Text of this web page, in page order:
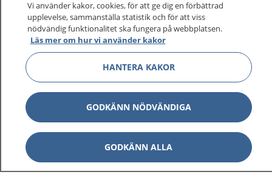
Logga in för att läsa din journal och göra dina
vårdärenden. Ring telefonnummer 1177 för
sjukvårdsrådgivning dygnet runt.
1177 ger dig råd när du vill må bättre.
1177 på flera språk Visa
Om 1177 Visa
Vi använder kakor, cookies, för att ge dig en förbättrad
upplevelse, sammanställa statistik och för att viss
nödvändig funktionalitet ska fungera på webbplatsen.
Läs mer om hur vi använder kakor
HANTERA KAKOR
GODKÄNN NÖDVÄNDIGA
GODKÄNN ALLA